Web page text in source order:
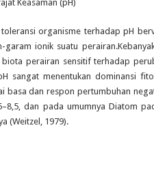
Keasaman (pH)
organisme terhadap pH
garam ionik suatu
biota perairan sensitif terhadap
sangat menentukan dominansi
basa dan respon pertumbuhan
dan pada umumnya Diatom
(Weitzel, 1979).